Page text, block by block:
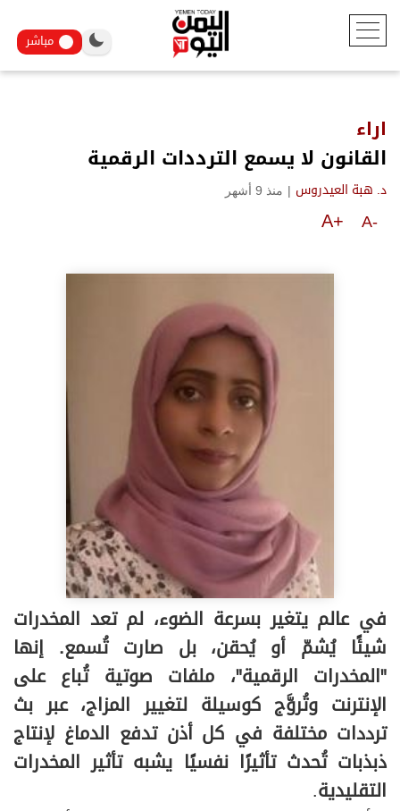
مباشر
اراء
القانون لا يسمع الترددات الرقمية
د. هبة العيدروس | منذ 9 أشهر
A-
A+
في عالم يتغير بسرعة الضوء، لم تعد المخدرات
شيئًا يُشمّ أو يُحقن، بل صارت تُسمع. إنها
"المخدرات الرقمية"، ملفات صوتية تُباع على
الإنترنت وتُروَّج كوسيلة لتغيير المزاج، عبر بث
ترددات مختلفة في كل أذن تدفع الدماغ لإنتاج
ذبذبات تُحدث تأثيرًا نفسيًا يشبه تأثير المخدرات
التقليدية.